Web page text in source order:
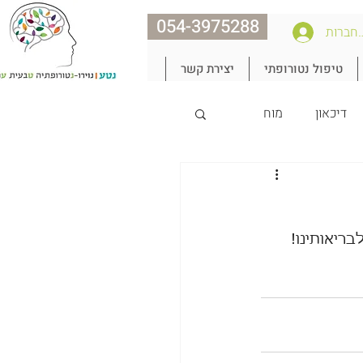
054-3975288
טיפול נטורופתי יצירת קשר
דיכאון מוח